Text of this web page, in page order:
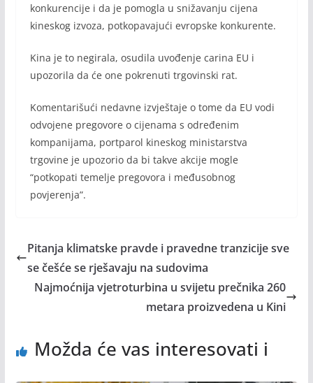
konkurencije i da je pomogla u snižavanju cijena
kineskog izvoza, potkopavajući evropske konkurente.
Kina je to negirala, osudila uvođenje carina EU i
upozorila da će one pokrenuti trgovinski rat.
Komentarišući nedavne izvještaje o tome da EU vodi
odvojene pregovore o cijenama s određenim
kompanijama, portparol kineskog ministarstva
trgovine je upozorio da bi takve akcije mogle
“potkopati temelje pregovora i međusobnog
povjerenja”.
Pitanja klimatske pravde i pravedne tranzicije sve
se češće se rješavaju na sudovima
Najmoćnija vjetroturbina u svijetu prečnika 260
metara proizvedena u Kini
Možda će vas interesovati i